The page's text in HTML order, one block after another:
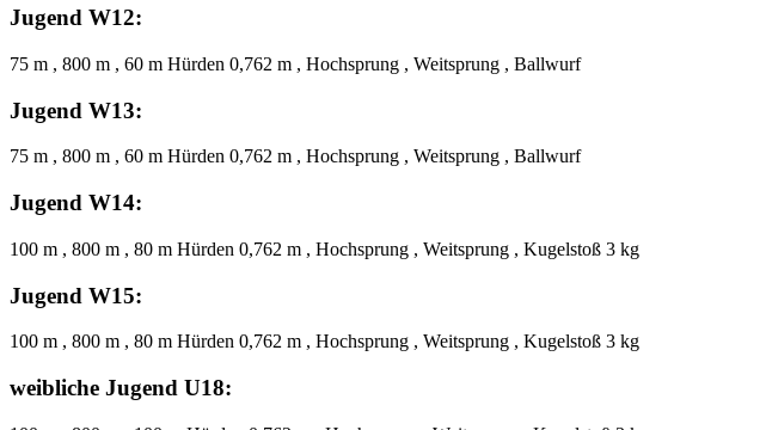
Jugend W12:
75 m , 800 m , 60 m Hürden 0,762 m , Hochsprung , Weitsprung , Ballwurf
Jugend W13:
75 m , 800 m , 60 m Hürden 0,762 m , Hochsprung , Weitsprung , Ballwurf
Jugend W14:
100 m , 800 m , 80 m Hürden 0,762 m , Hochsprung , Weitsprung , Kugelstoß 3 kg
Jugend W15:
100 m , 800 m , 80 m Hürden 0,762 m , Hochsprung , Weitsprung , Kugelstoß 3 kg
weibliche Jugend U18: